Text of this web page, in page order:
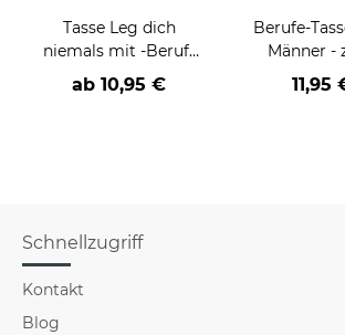
Tasse Leg dich
niemals mit -Beruf-
an
ab 10,95 €
Berufe-
Männer -
11,95
Schnellzugriff
Kontakt
Blog